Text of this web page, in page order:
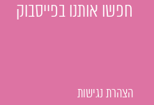
חפשו אותנו בפייסבוק
הצהרת נגישות